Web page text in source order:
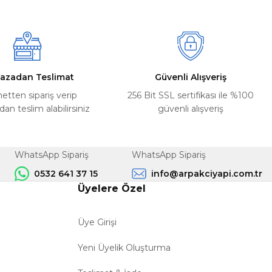
Teslimat
sipariş verip
teslim alabilirsiniz
Güvenli Alışveriş
256 Bit SSL sertifikası ile %100
güvenli alışveriş
WhatsApp Sipariş
0532 641 37 15
WhatsApp Sipariş
info@arpakciyapi.com.tr
Üyelere Özel
Üye Girişi
Yeni Üyelik Oluşturma